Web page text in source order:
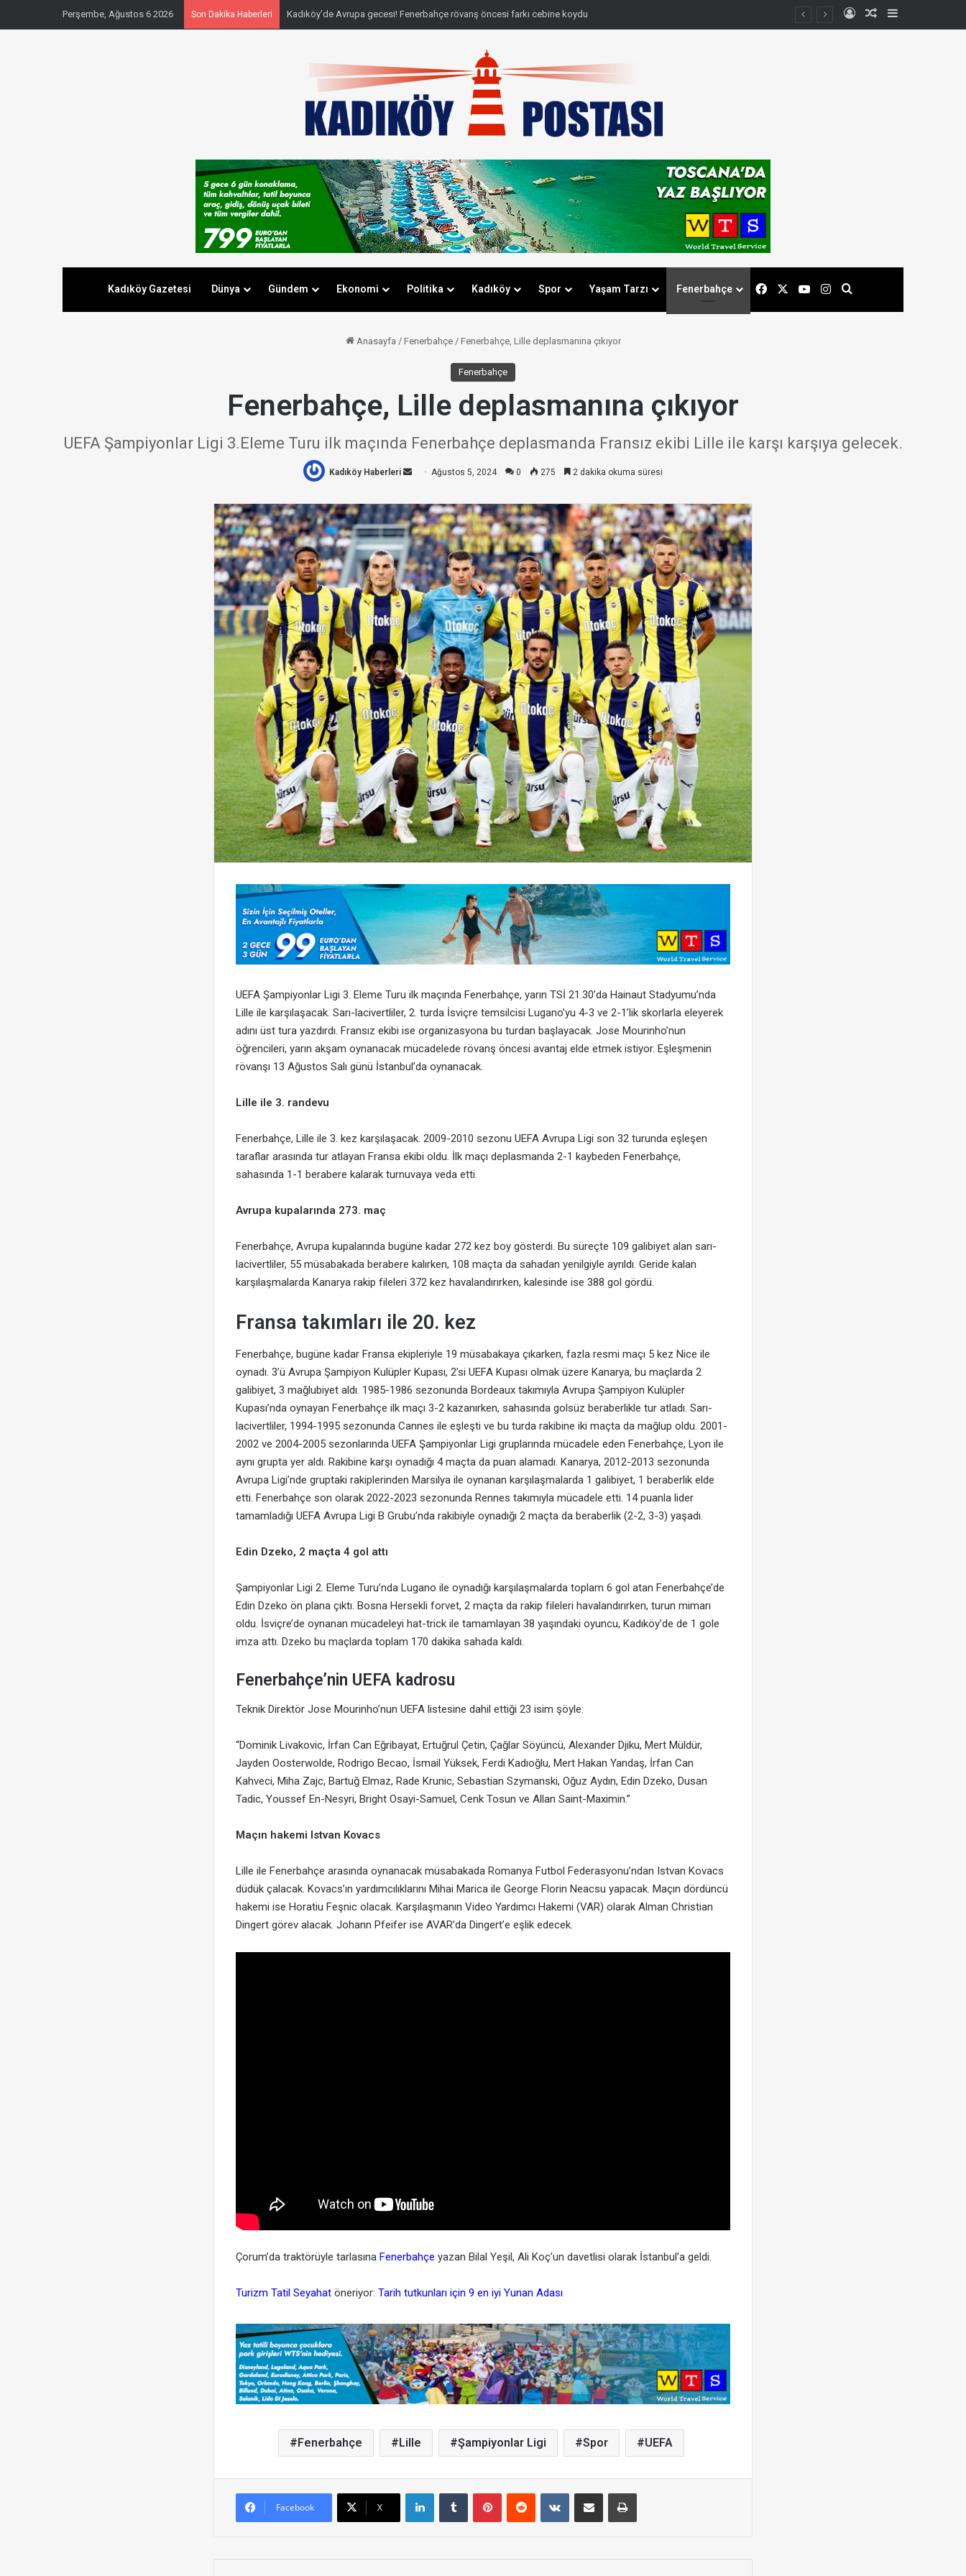
Perşembe, Ağustos 6 2026 Son Dakika Haberleri Kadıköy’de Avrupa gecesi! Fenerbahçe rövanş öncesi farkı cebine koydu Kayıt OlRastgele Makale
Kadıköy Gazetesi Dünya Gündem Ekonomi Politika Kadıköy Spor Yaşam Tarzı Fenerbahçe FacebookYouTubeInstagram
Anasayfa / Fenerbahçe / Fenerbahçe, Lille deplasmanına çıkıyor
Fenerbahçe
Fenerbahçe, Lille deplasmanına çıkıyor
UEFA Şampiyonlar Ligi 3.Eleme Turu ilk maçında Fenerbahçe deplasmanda Fransız ekibi Lille ile karşı karşıya gelecek.
Kadıköy Haberleri
posta
göndermek
Ağustos 5, 2024 0 275 2 dakika okuma süresi
UEFA Şampiyonlar Ligi 3. Eleme Turu ilk maçında Fenerbahçe, yarın TSİ 21.30’da Hainaut Stadyumu’nda
Lille ile karşılaşacak. Sarı-lacivertliler, 2. turda İsviçre temsilcisi Lugano’yu 4-3 ve 2-1’lik skorlarla eleyerek
adını üst tura yazdırdı. Fransız ekibi ise organizasyona bu turdan başlayacak. Jose Mourinho’nun
öğrencileri, yarın akşam oynanacak mücadelede rövanş öncesi avantaj elde etmek istiyor. Eşleşmenin
rövanşı 13 Ağustos Salı günü İstanbul’da oynanacak.
Lille ile 3. randevu
Fenerbahçe, Lille ile 3. kez karşılaşacak. 2009-2010 sezonu UEFA Avrupa Ligi son 32 turunda eşleşen
taraflar arasında tur atlayan Fransa ekibi oldu. İlk maçı deplasmanda 2-1 kaybeden Fenerbahçe,
sahasında 1-1 berabere kalarak turnuvaya veda etti.
Avrupa kupalarında 273. maç
Fenerbahçe, Avrupa kupalarında bugüne kadar 272 kez boy gösterdi. Bu süreçte 109 galibiyet alan sarı-
lacivertliler, 55 müsabakada berabere kalırken, 108 maçta da sahadan yenilgiyle ayrıldı. Geride kalan
karşılaşmalarda Kanarya rakip fileleri 372 kez havalandırırken, kalesinde ise 388 gol gördü.
Fransa takımları ile 20. kez
Fenerbahçe, bugüne kadar Fransa ekipleriyle 19 müsabakaya çıkarken, fazla resmi maçı 5 kez Nice ile
oynadı. 3’ü Avrupa Şampiyon Kulüpler Kupası, 2’si UEFA Kupası olmak üzere Kanarya, bu maçlarda 2
galibiyet, 3 mağlubiyet aldı. 1985-1986 sezonunda Bordeaux takımıyla Avrupa Şampiyon Kulüpler
Kupası’nda oynayan Fenerbahçe ilk maçı 3-2 kazanırken, sahasında golsüz beraberlikle tur atladı. Sarı-
lacivertliler, 1994-1995 sezonunda Cannes ile eşleşti ve bu turda rakibine iki maçta da mağlup oldu. 2001-
2002 ve 2004-2005 sezonlarında UEFA Şampiyonlar Ligi gruplarında mücadele eden Fenerbahçe, Lyon ile
aynı grupta yer aldı. Rakibine karşı oynadığı 4 maçta da puan alamadı. Kanarya, 2012-2013 sezonunda
Avrupa Ligi’nde gruptaki rakiplerinden Marsilya ile oynanan karşılaşmalarda 1 galibiyet, 1 beraberlik elde
etti. Fenerbahçe son olarak 2022-2023 sezonunda Rennes takımıyla mücadele etti. 14 puanla lider
tamamladığı UEFA Avrupa Ligi B Grubu’nda rakibiyle oynadığı 2 maçta da beraberlik (2-2, 3-3) yaşadı.
Edin Dzeko, 2 maçta 4 gol attı
Şampiyonlar Ligi 2. Eleme Turu’nda Lugano ile oynadığı karşılaşmalarda toplam 6 gol atan Fenerbahçe’de
Edin Dzeko ön plana çıktı. Bosna Hersekli forvet, 2 maçta da rakip fileleri havalandırırken, turun mimarı
oldu. İsviçre’de oynanan mücadeleyi hat-trick ile tamamlayan 38 yaşındaki oyuncu, Kadıköy’de de 1 gole
imza attı. Dzeko bu maçlarda toplam 170 dakika sahada kaldı.
Fenerbahçe’nin UEFA kadrosu
Teknik Direktör Jose Mourinho’nun UEFA listesine dahil ettiği 23 isim şöyle:
“Dominik Livakovic, İrfan Can Eğribayat, Ertuğrul Çetin, Çağlar Söyüncü, Alexander Djiku, Mert Müldür,
Jayden Oosterwolde, Rodrigo Becao, İsmail Yüksek, Ferdi Kadıoğlu, Mert Hakan Yandaş, İrfan Can
Kahveci, Miha Zajc, Bartuğ Elmaz, Rade Krunic, Sebastian Szymanski, Oğuz Aydın, Edin Dzeko, Dusan
Tadic, Youssef En-Nesyri, Bright Osayi-Samuel, Cenk Tosun ve Allan Saint-Maximin.”
Maçın hakemi Istvan Kovacs
Lille ile Fenerbahçe arasında oynanacak müsabakada Romanya Futbol Federasyonu’ndan Istvan Kovacs
düdük çalacak. Kovacs’ın yardımcılıklarını Mihai Marica ile George Florin Neacsu yapacak. Maçın dördüncü
hakemi ise Horatiu Feşnic olacak. Karşılaşmanın Video Yardımcı Hakemi (VAR) olarak Alman Christian
Dingert görev alacak. Johann Pfeifer ise AVAR’da Dingert’e eşlik edecek.
Çorum’da traktörüyle tarlasına Fenerbahçe yazan Bilal Yeşil, Ali Koç’un davetlisi olarak İstanbul’a geldi.
Turizm Tatil Seyahat öneriyor: Tarih tutkunları için 9 en iyi Yunan Adası
Fenerbahçe Lille Şampiyonlar Ligi Spor UEFA
Facebook X